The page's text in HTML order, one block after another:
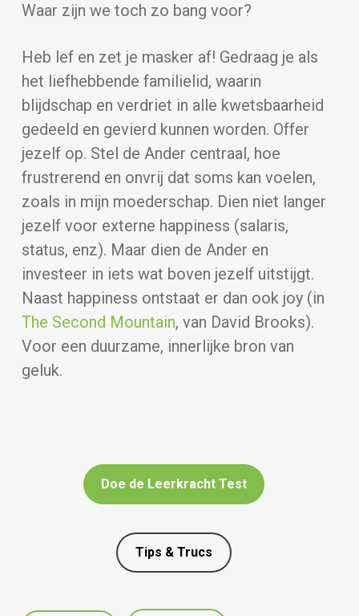
Waar zijn we toch zo bang voor?
Heb lef en zet je masker af! Gedraag je als
het liefhebbende familielid, waarin
blijdschap en verdriet in alle kwetsbaarheid
gedeeld en gevierd kunnen worden. Offer
jezelf op. Stel de Ander centraal, hoe
frustrerend en onvrij dat soms kan voelen,
zoals in mijn moederschap. Dien niet langer
jezelf voor externe happiness (salaris,
status, enz). Maar dien de Ander en
investeer in iets wat boven jezelf uitstijgt.
Naast happiness ontstaat er dan ook joy (in
The Second Mountain, van David Brooks).
Voor een duurzame, innerlijke bron van
geluk.
Doe de Leerkracht Test
Tips & Trucs